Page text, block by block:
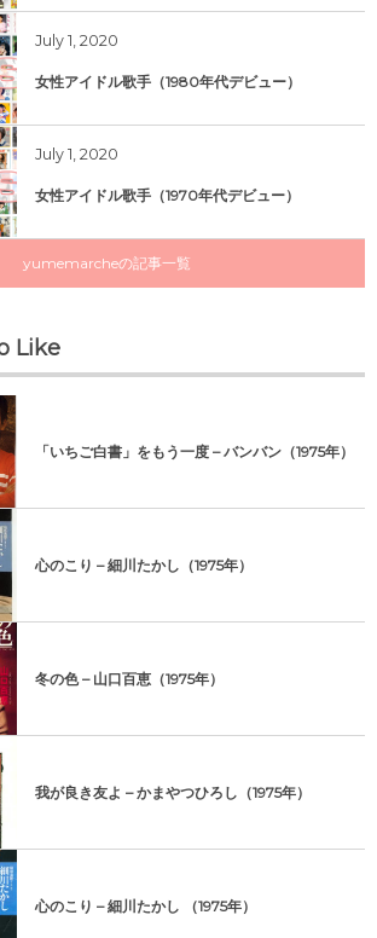
July 1 2020
女性アイドル歌手（1980年代デビュー）
July 1 2020
女性アイドル歌手（1970年代デビュー）
yumemarcheの記事一覧
Like
「いちご白書」をもう一度 – バンバン（1975年）
心のこり – 細川たかし（1975年）
冬の色 – 山口百恵（1975年）
我が良き友よ – かまやつひろし（1975年）
心のこり – 細川たかし （1975年）